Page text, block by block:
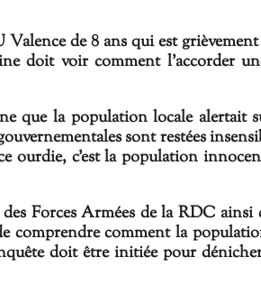
de 8 ans qui est grièvement
doit voir comment l'accorder
que la population locale alertait
sont restées
ourdie, c'est la population
Forces Armées de la RDC ainsi
comprendre comment la
doit être initiée pour